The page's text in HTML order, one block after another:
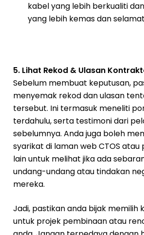
kabel yang lebih berkualiti
yang lebih kemas dan
5. Lihat Rekod & Ulasan
Sebelum membuat keputusan,
menyemak rekod dan ulasan
tersebut. Ini termasuk meneliti
terdahulu, serta testimoni dari
sebelumnya. Anda juga boleh
syarikat di laman web CTOS atau
lain untuk melihat jika ada
undang-undang atau tindakan
mereka.
Jadi, pastikan anda bijak memilih
untuk projek pembinaan atau